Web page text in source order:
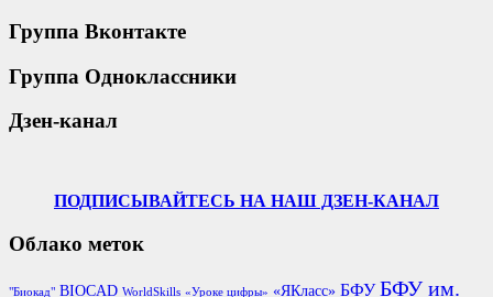
Группа Вконтакте
Группа Одноклассники
Дзен-канал
ПОДПИСЫВАЙТЕСЬ НА НАШ ДЗЕН-КАНАЛ
Облако меток
"Биокад" BIOCAD WorldSkills «Уроке цифры» «ЯКласс» БФУ БФУ им.